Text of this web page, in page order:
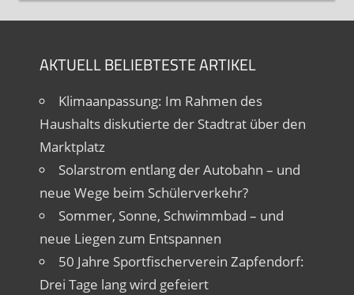
AKTUELL BELIEBTESTE ARTIKEL
Klimaanpassung: Im Rahmen des
Haushalts diskutierte der Stadtrat über den
Marktplatz
Solarstrom entlang der Autobahn – und
neue Wege beim Schülerverkehr?
Sommer, Sonne, Schwimmbad – und
neue Liegen zum Entspannen
50 Jahre Sportfischerverein Zapfendorf:
Drei Tage lang wird gefeiert